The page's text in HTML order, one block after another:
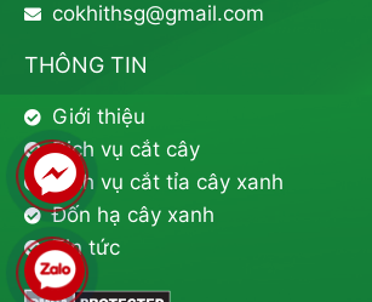
cokhithsg@gmail.com
THÔNG TIN
Giới thiệu
Dịch vụ cắt cây
Dịch vụ cắt tỉa cây xanh
Đốn hạ cây xanh
Tin tức